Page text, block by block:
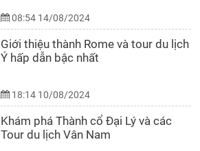
08:54 14/08/2024
Giới thiệu thành Rome và tour du lịch
Ý hấp dẫn bậc nhất
18:14 10/08/2024
Khám phá Thành cổ Đại Lý và các
Tour du lịch Vân Nam